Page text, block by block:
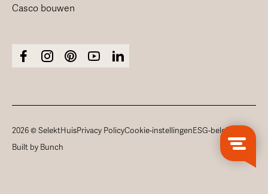
Casco bouwen
2026 © SelektHuisPrivacy PolicyCookie-instellingenESG-beleid
Built by Bunch